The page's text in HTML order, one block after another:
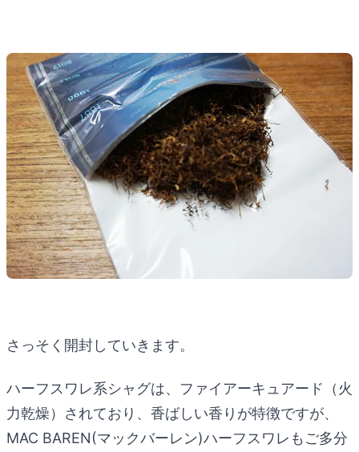
さっそく開封していきます。
ハーフスワレ系シャグは、ファイアーキュアード（火
力乾燥）されており、香ばしい香りが特徴ですが、
MAC BAREN(マックバーレン)ハーフスワレもご多分